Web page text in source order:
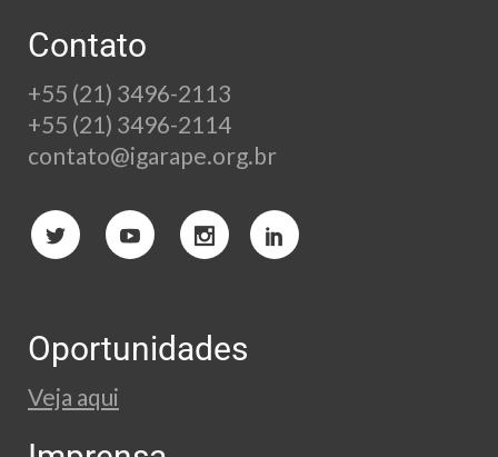
Contato
+55 (21) 3496-2113
+55 (21) 3496-2114
contato@igarape.org.br
Oportunidades
Veja aqui